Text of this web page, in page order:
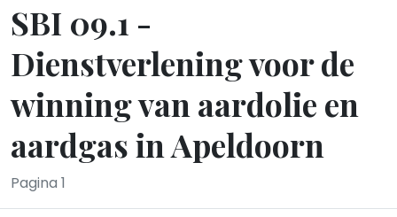
SBI 09.1 -
Dienstverlening voor de
winning van aardolie en
aardgas in Apeldoorn
Pagina 1